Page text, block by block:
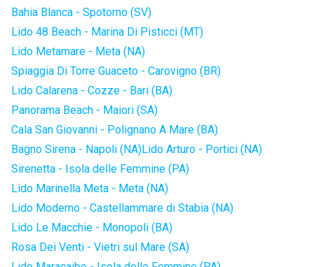
Bahia Blanca - Spotorno (SV)
Lido 48 Beach - Marina Di Pisticci (MT)
Lido Metamare - Meta (NA)
Spiaggia Di Torre Guaceto - Carovigno (BR)
Lido Calarena - Cozze - Bari (BA)
Panorama Beach - Maiori (SA)
Cala San Giovanni - Polignano A Mare (BA)
Bagno Sirena - Napoli (NA)Lido Arturo - Portici (NA)
Sirenetta - Isola delle Femmine (PA)
Lido Marinella Meta - Meta (NA)
Lido Moderno - Castellammare di Stabia (NA)
Lido Le Macchie - Monopoli (BA)
Rosa Dei Venti - Vietri sul Mare (SA)